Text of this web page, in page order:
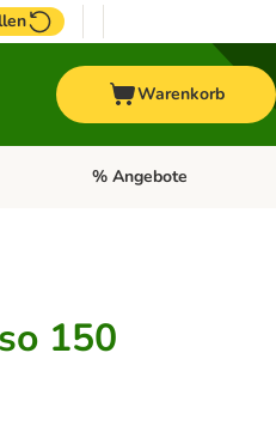
Warenkorb
PferdKategorie-Menü öffnen:
% Angebote
150